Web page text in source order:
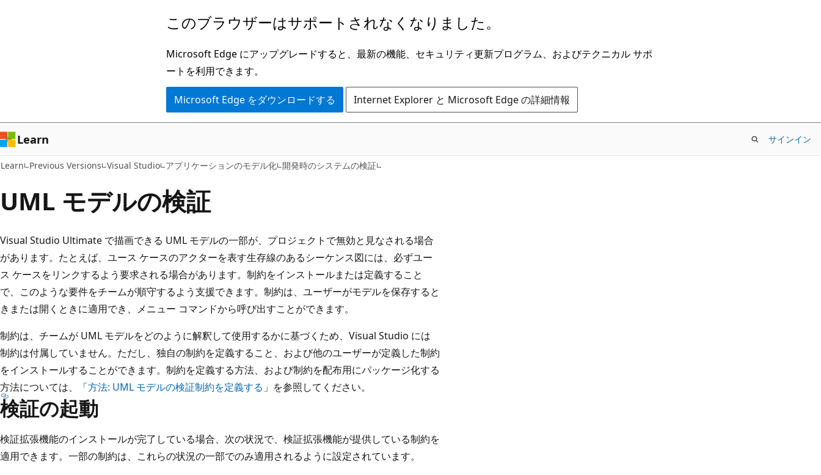
ン
ツ
に
ス
ッ
このブラウザーはサポートされなくなりました。
Microsoft Edge にアップグレードすると、最新の機能、セキュリティ更新プログラム、およびテクニカル サポ
ートを利用できます。
Microsoft Edge をダウンロードする Internet Explorer と Microsoft Edge の詳細情報
Learn サインイン
Learn Previous Versions Visual Studio アプリケーションのモデル化 開発時のシステムの検証
UML モデルの検証
Visual Studio Ultimate で描画できる UML モデルの一部が、プロジェクトで無効と見なされる場合
があります。たとえば、ユース ケースのアクターを表す生存線のあるシーケンス図には、必ずユー
ス ケースをリンクするよう要求される場合があります。制約をインストールまたは定義すること
で、このような要件をチームが順守するよう支援できます。制約は、ユーザーがモデルを保存すると
きまたは開くときに適用でき、メニュー コマンドから呼び出すことができます。
制約は、チームが UML モデルをどのように解釈して使用するかに基づくため、Visual Studio には
制約は付属していません。ただし、独自の制約を定義すること、および他のユーザーが定義した制約
をインストールすることができます。制約を定義する方法、および制約を配布用にパッケージ化する
方法については、「方法: UML モデルの検証制約を定義する 」を参照してください。
検証の起動
検証拡張機能のインストールが完了している場合、次の状況で、検証拡張機能が提供している制約を
適用できます。一部の制約は、これらの状況の一部でのみ適用されるように設定されています。